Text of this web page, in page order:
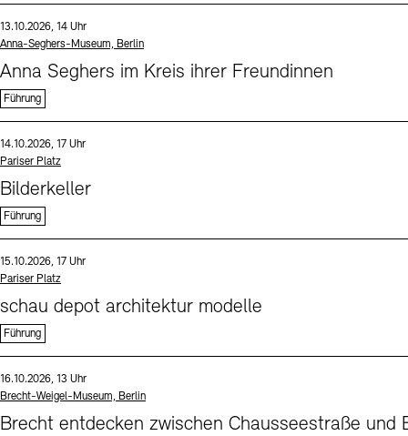
Datum und Uhrzeit:
13.10.2026, 14 Uhr
Standort
Anna-Seghers-Museum, Berlin
Anna Seghers im Kreis ihrer Freundinnen
Führung
Datum und Uhrzeit:
14.10.2026, 17 Uhr
Standort
Pariser Platz
Bilderkeller
Führung
Datum und Uhrzeit:
15.10.2026, 17 Uhr
Standort
Pariser Platz
schau depot architektur modelle
Führung
Datum und Uhrzeit:
16.10.2026, 13 Uhr
Standort
Brecht-Weigel-Museum, Berlin
Brecht entdecken zwischen Chausseestraße und